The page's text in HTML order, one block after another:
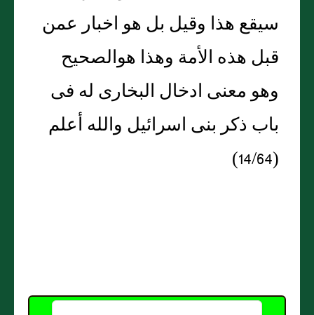
سيقع هذا وقيل بل هو اخبار عمن
قبل هذه الأمة وهذا هوالصحيح
وهو معنى ادخال البخارى له فى
باب ذكر بنى اسرائيل والله أعلم
(14/64)